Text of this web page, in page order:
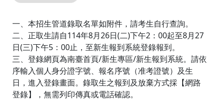
一、本招生管道錄取名單如附件，請考生自行查詢。
二、正取生請自114年8月26日(二)下午2：00起至8月27
日(三)下午5：00止，至新生報到系統登錄報到。
三、登錄網頁為南臺首頁/新生專區/新生報到系統。請依
序輸入個人身分證字號、報名序號（准考證號）及生
日，進入登錄畫面。錄取生之報到及放棄方式採【網路
登錄】，無需列印傳真或電話確認。